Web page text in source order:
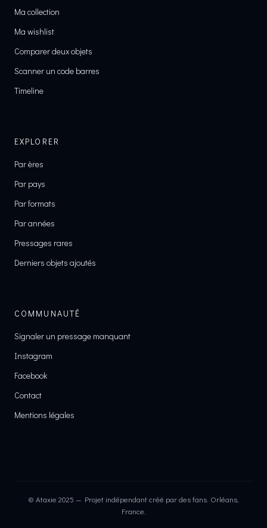
Ma collection
Ma wishlist
Comparer deux objets
Scanner un code barres
Timeline
EXPLORER
Par ères
Par pays
Par formats
Par années
Pressages rares
Derniers objets ajoutés
COMMUNAUTÉ
Signaler un pressage manquant
Instagram
Facebook
Contact
Mentions légales
© Ataxie 2025 — Projet indépendant créé par des fans. Orléans,
France.